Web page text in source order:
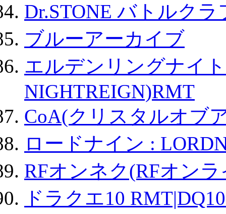
Dr.STONE バトルク
ブルーアーカイブ
エルデンリングナイ
NIGHTREIGN)RMT
CoA(クリスタルオブ
ロードナイン :
RFオンネク(RFオン
ドラクエ10